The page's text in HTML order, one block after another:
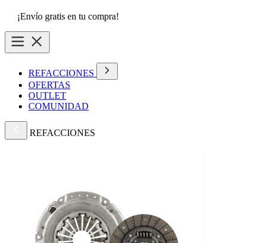
¡Envío gratis en tu compra!
REFACCIONES
OFERTAS
OUTLET
COMUNIDAD
REFACCIONES